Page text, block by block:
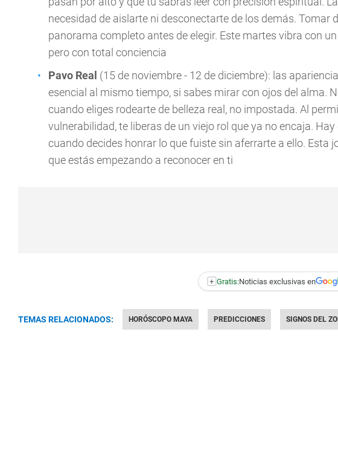
necesidad de aislarte ni desconectarte de los demás. Tomar
panorama completo antes de elegir. Este martes vibra con
pero con total conciencia
Pavo Real (15 de noviembre - 12 de diciembre): las
esencial al mismo tiempo, si sabes mirar con ojos del alma.
cuando eliges rodearte de belleza real, no impostada. Al
vulnerabilidad, te liberas de un viejo rol que ya no encaja.
cuando decides honrar lo que fuiste sin aferrarte a ello. Esta
que estás empezando a reconocer en ti
+ Gratis:Noticias exclusivas en
TEMAS RELACIONADOS: HORÓSCOPO MAYA PREDICCIONES SIGNOS DEL